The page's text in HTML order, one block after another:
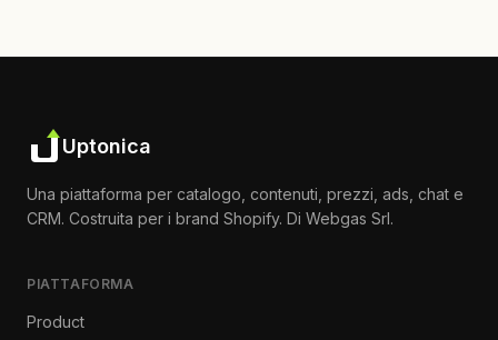
Uptonica
Una piattaforma per catalogo, contenuti, prezzi, ads, chat e
CRM. Costruita per i brand Shopify. Di Webgas Srl.
PIATTAFORMA
Product